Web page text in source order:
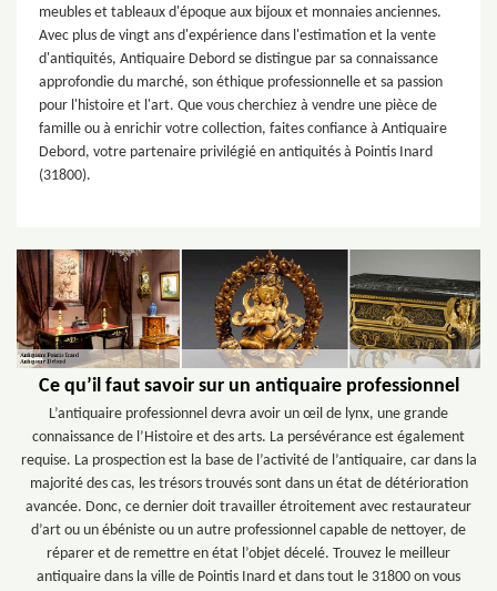
meubles et tableaux d'époque aux bijoux et monnaies anciennes.
Avec plus de vingt ans d'expérience dans l'estimation et la vente
d'antiquités, Antiquaire Debord se distingue par sa connaissance
approfondie du marché, son éthique professionnelle et sa passion
pour l'histoire et l'art. Que vous cherchiez à vendre une pièce de
famille ou à enrichir votre collection, faites confiance à Antiquaire
Debord, votre partenaire privilégié en antiquités à Pointis Inard
(31800).
Ce qu’il faut savoir sur un antiquaire professionnel
L’antiquaire professionnel devra avoir un œil de lynx, une grande
connaissance de l’Histoire et des arts. La persévérance est également
requise. La prospection est la base de l’activité de l’antiquaire, car dans la
majorité des cas, les trésors trouvés sont dans un état de détérioration
avancée. Donc, ce dernier doit travailler étroitement avec restaurateur
d’art ou un ébéniste ou un autre professionnel capable de nettoyer, de
réparer et de remettre en état l’objet décelé. Trouvez le meilleur
antiquaire dans la ville de Pointis Inard et dans tout le 31800 on vous